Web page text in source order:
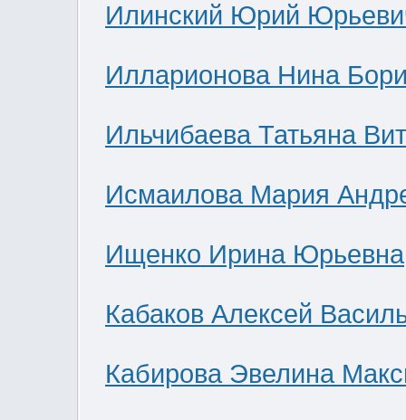
Илинский Юрий
Илларионова Нина
Ильчибаева Татьяна
Исмаилова Мария
Ищенко Ирина Юрьевна
Кабаков Алексей
Кабирова Эвелина